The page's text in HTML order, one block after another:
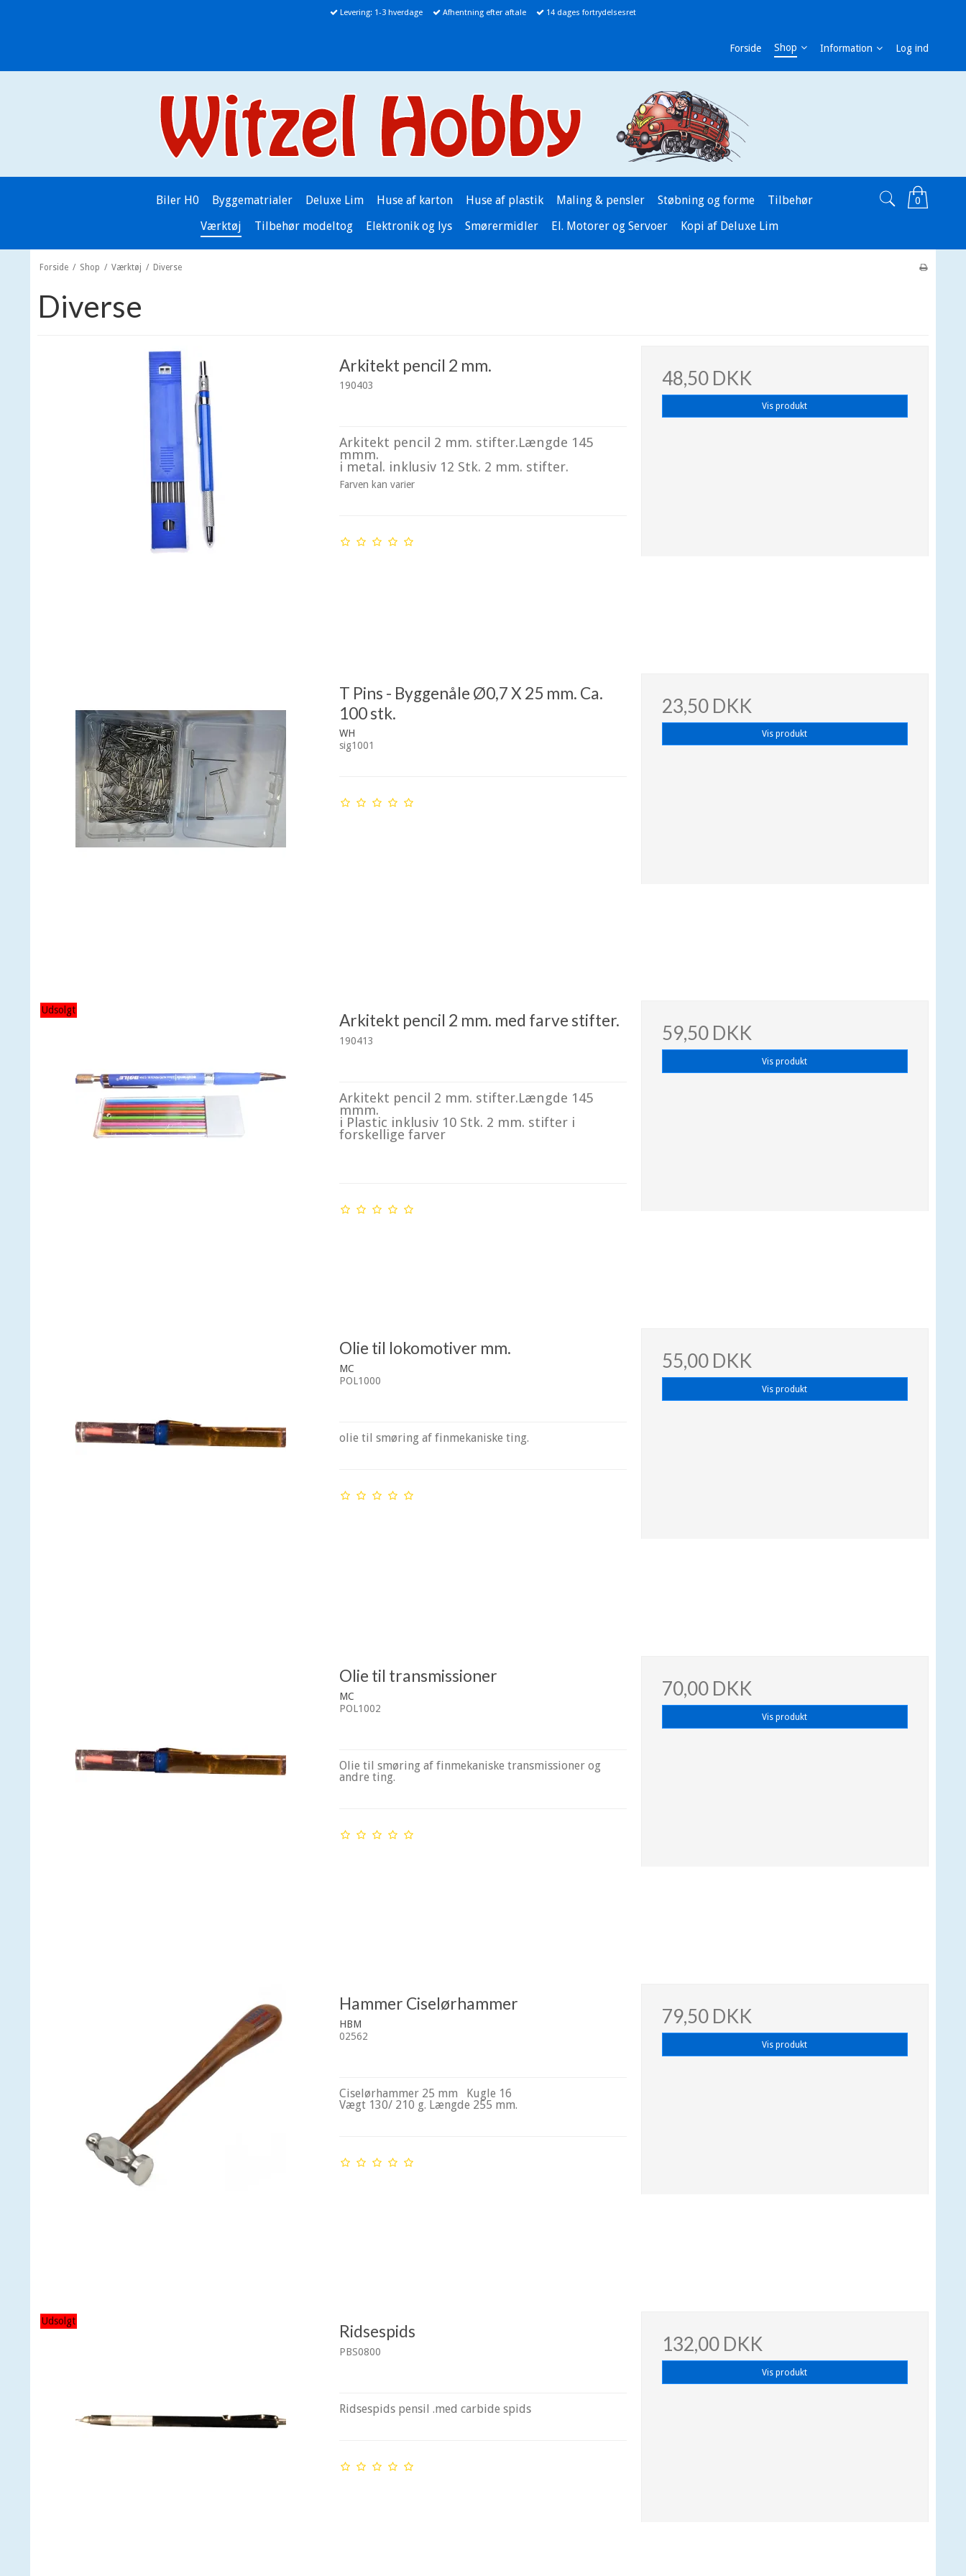
Levering: 1-3 hverdage Afhentning efter aftale 14 dages fortrydelsesret
Forside Shop Information Log ind
0
Biler H0 Byggematrialer Deluxe Lim Huse af karton Huse af plastik Maling & pensler Støbning og forme
Tilbehør
Værktøj
Tilbehør modeltog Elektronik og lys Smørermidler El. Motorer og Servoer Kopi af Deluxe Lim
Forside / Shop / Værktøj / Diverse
Diverse
Arkitekt pencil 2 mm.
190403
Arkitekt pencil 2 mm. stifter.Længde 145
mmm.
i metal. inklusiv 12 Stk. 2 mm. stifter.
Farven kan varier
48,50 DKK
Vis produkt
T Pins - Byggenåle Ø0,7 X 25 mm. Ca.
100 stk.
WH
sig1001
23,50 DKK
Vis produkt
Udsolgt
Arkitekt pencil 2 mm. med farve stifter.
190413
Arkitekt pencil 2 mm. stifter.Længde 145
mmm.
i Plastic inklusiv 10 Stk. 2 mm. stifter i
forskellige farver
59,50 DKK
Vis produkt
Olie til lokomotiver mm.
MC
POL1000
olie til smøring af finmekaniske ting.
55,00 DKK
Vis produkt
Olie til transmissioner
MC
POL1002
Olie til smøring af finmekaniske transmissioner og
andre ting.
70,00 DKK
Vis produkt
Hammer Ciselørhammer
HBM
02562
Ciselørhammer 25 mm Kugle 16
Vægt 130/ 210 g. Længde 255 mm.
79,50 DKK
Vis produkt
Udsolgt
Ridsespids
PBS0800
Ridsespids pensil .med carbide spids
132,00 DKK
Vis produkt